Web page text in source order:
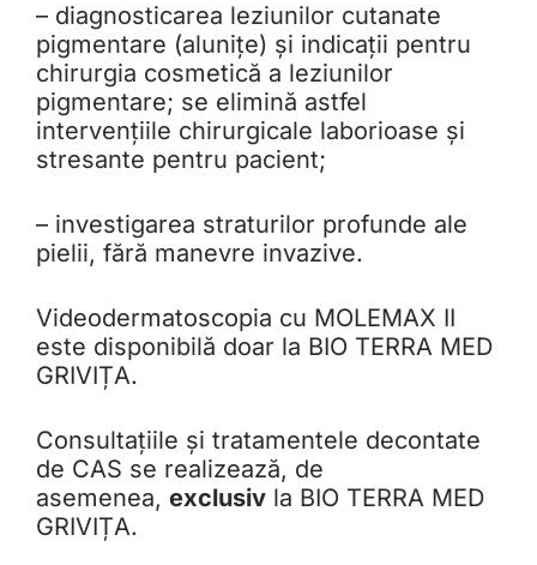
– diagnosticarea leziunilor cutanate
pigmentare (alunițe) și indicații pentru
chirurgia cosmetică a leziunilor
pigmentare; se elimină astfel
intervențiile chirurgicale laborioase și
stresante pentru pacient;
– investigarea straturilor profunde ale
pielii, fără manevre invazive.
Videodermatoscopia cu MOLEMAX II
este disponibilă doar la BIO TERRA MED
GRIVIȚA.
Consultațiile și tratamentele decontate
de CAS se realizează, de
asemenea, exclusiv la BIO TERRA MED
GRIVIȚA.